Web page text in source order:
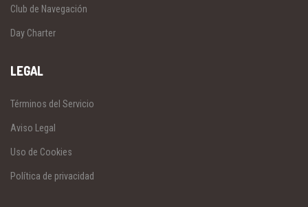
Club de Navegación
Day Charter
LEGAL
Términos del Servicio
Aviso Legal
Uso de Cookies
Política de privacidad